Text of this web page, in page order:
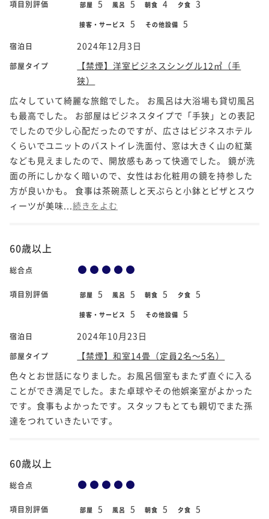
項目別評価 部屋 5 風呂 5 朝食 4 夕食 3
接客・サービス 5 その他設備 5
宿泊日 2024年12月3日
部屋タイプ
【禁煙】洋室ビジネスシングル12㎡（手
狭）
広々していて綺麗な旅館でした。 お風呂は大浴場も貸切風呂
も最高でした。 お部屋はビジネスタイプで「手狭」との表記
でしたので少し心配だったのですが、広さはビジネスホテル
くらいでユニットのバストイレ洗面付、窓は大きく山の紅葉
なども見えましたので、開放感もあって快適でした。 鏡が洗
面の所にしかなく暗いので、女性はお化粧用の鏡を持参した
方が良いかも。 食事は茶碗蒸しと天ぷらと小鉢とピザとスウ
ィーツが美味... 続きをよむ
60歳以上
総合点
項目別評価 部屋 5 風呂 5 朝食 5 夕食 5
接客・サービス 5 その他設備 5
宿泊日 2024年10月23日
部屋タイプ
【禁煙】和室14畳（定員2名～5名）
色々とお世話になりました。お風呂個室もまたず直ぐに入る
ことができ満足でした。また卓球やその他娯楽室がよかった
です。食事もよかったです。スタッフもとても親切でまた孫
達をつれていきたいです。
60歳以上
総合点
項目別評価 部屋 5 風呂 5 朝食 5 夕食 5